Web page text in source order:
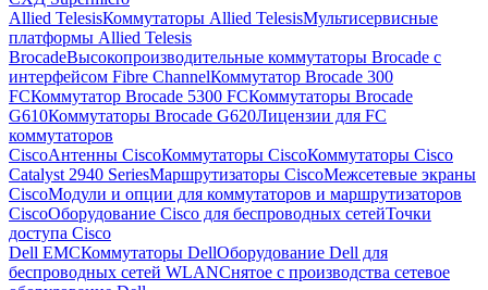
Allied TelesisКоммутаторы Allied TelesisМультисервисные
платформы Allied Telesis
BrocadeВысокопроизводительные коммутаторы Brocade с
интерфейсом Fibre ChannelКоммутатор Brocade 300
FCКоммутатор Brocade 5300 FCКоммутаторы Brocade
G610Коммутаторы Brocade G620Лицензии для FC
коммутаторов
CiscoАнтенны CiscoКоммутаторы CiscoКоммутаторы Cisco
Catalyst 2940 SeriesМаршрутизаторы CiscoМежсетевые экраны
CiscoМодули и опции для коммутаторов и маршрутизаторов
CiscoОборудование Cisco для беспроводных сетейТочки
доступа Cisco
Dell EMCКоммутаторы DellОборудование Dell для
беспроводных сетей WLANСнятое с производства сетевое